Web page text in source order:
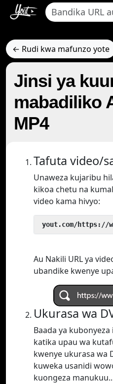
← Rudi kwa mafunzo yote
Jinsi ya
mabadiliko
MP4
Tafuta video/
Unaweza kujaribu
kikoa chetu na
video kama hivyo:
yout.com/https://
Au Nakili URL ya
ubandike kwenye
Ukurasa wa
Baada ya
katika upau wa
kwenye ukurasa wa
kuweka usanidi
kuongeza manukuu..